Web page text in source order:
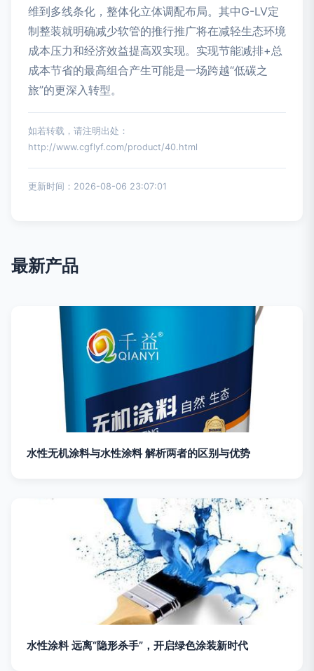
维到多线条化，整体化立体调配布局。其中G-LV定
制整装就明确减少软管的推行推广将在减轻生态环境
成本压力和经济效益提高双实现。实现节能减排+总
成本节省的最高组合产生可能是一场跨越“低碳之
旅”的更深入转型。
如若转载，请注明出处：
http://www.cgflyf.com/product/40.html
更新时间：2026-08-06 23:07:01
最新产品
水性无机涂料与水性涂料 解析两者的区别与优势
水性涂料 远离“隐形杀手”，开启绿色涂装新时代